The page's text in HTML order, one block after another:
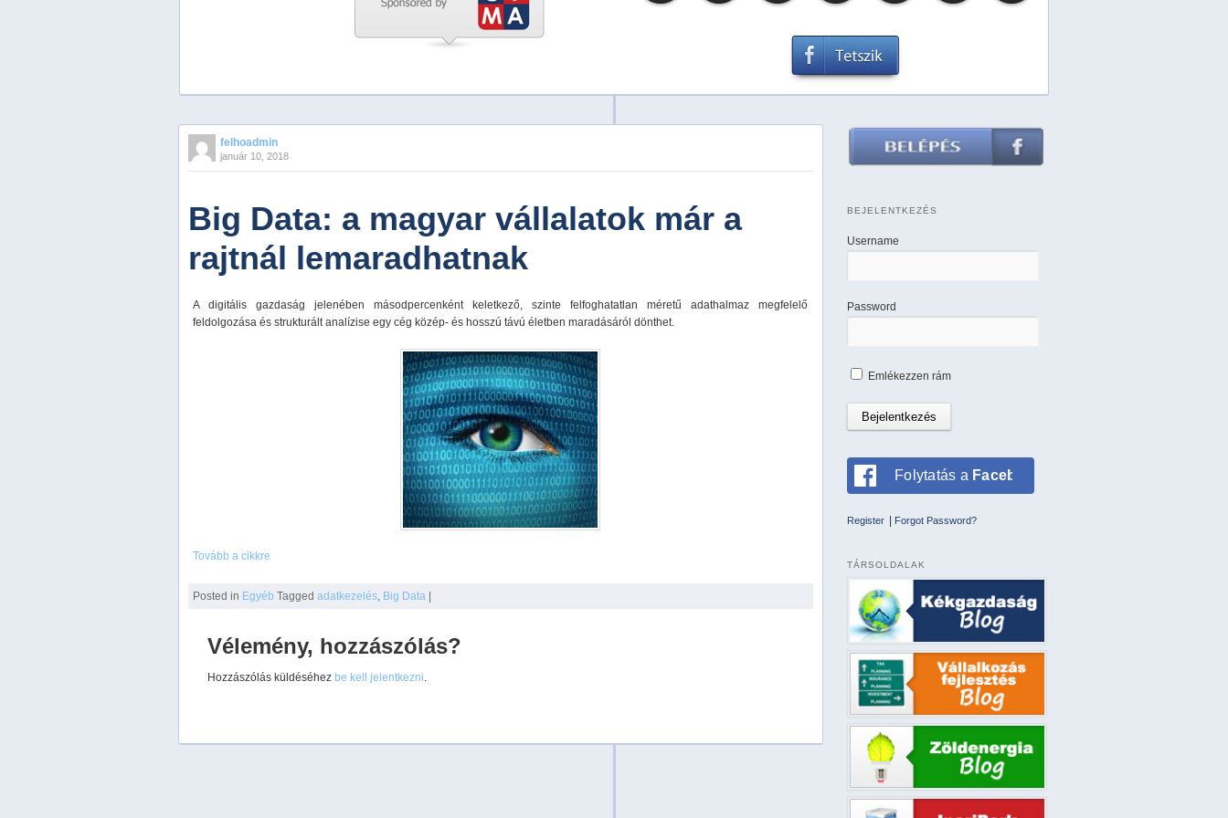
PreviousNextStop
2
5
felhoadmin
január 10, 2018
Big Data: a magyar vállalatok már a
rajtnál lemaradhatnak
A digitális gazdaság jelenében másodpercenként keletkező, szinte felfoghatatlan méretű adathalmaz megfelelő
feldolgozása és strukturált analízise egy cég közép- és hosszú távú életben maradásáról dönthet.
Tovább a cikkre
Posted in Egyéb Tagged adatkezelés Big Data |
Vélemény, hozzászólás?
Hozzászólás küldéséhezbe kell jelentkezni
BEJELENTKEZÉS
Username
Password
Emlékezzen rám
Folytatás a Facebookkal
Register Forgot Password?
TÁRSOLDALAK